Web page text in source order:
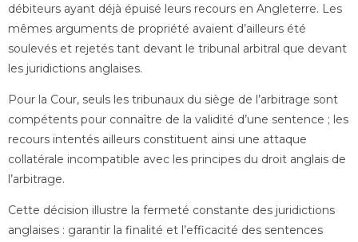
débiteurs ayant déjà épuisé leurs recours en Angleterre. Les
mêmes arguments de propriété avaient d’ailleurs été
soulevés et rejetés tant devant le tribunal arbitral que devant
les juridictions anglaises.
Pour la Cour, seuls les tribunaux du siège de l’arbitrage sont
compétents pour connaître de la validité d’une sentence ; les
recours intentés ailleurs constituent ainsi une attaque
collatérale incompatible avec les principes du droit anglais de
l’arbitrage.
Cette décision illustre la fermeté constante des juridictions
anglaises : garantir la finalité et l’efficacité des sentences